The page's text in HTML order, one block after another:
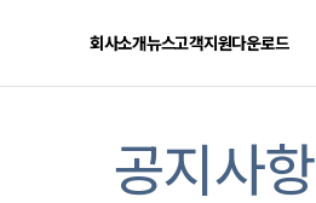
회사소개뉴스고객지원다운로드
공지사항